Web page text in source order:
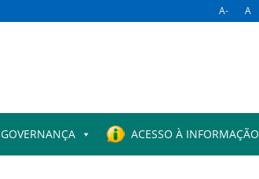
A- A
GOVERNANÇA ACESSO À INFORMAÇÃO